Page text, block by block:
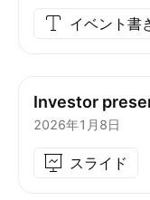
イベント書
Investor
2026年1月8日
スライド